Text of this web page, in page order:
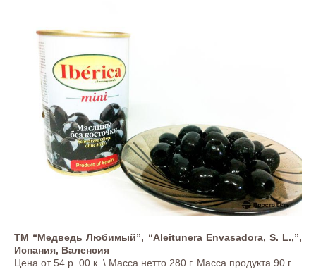
ТМ “Медведь Любимый”, “Aleitunera Envasadora, S. L.,”,
Испания, Валенсия
Цена от 54 р. 00 к. \ Масса нетто 280 г. Масса продукта 90 г.